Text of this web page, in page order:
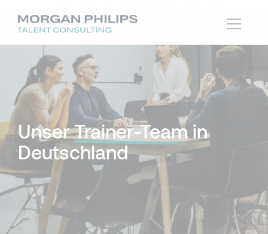
UnserTrainer-Teamin
Deutschland